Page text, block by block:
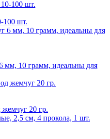
100 шт.
мм, 10 грамм, идеальны для
20 гр.